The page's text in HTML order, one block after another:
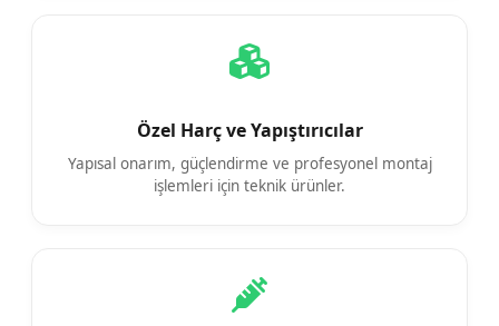
Özel Harç ve Yapıştırıcılar
Yapısal onarım, güçlendirme ve profesyonel montaj
işlemleri için teknik ürünler.